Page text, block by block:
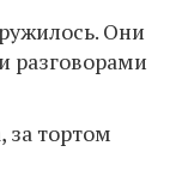
Они
разговорами
за тортом